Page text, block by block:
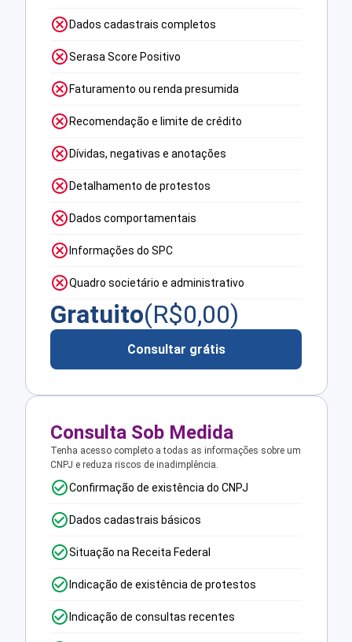
Dados cadastrais completos
Serasa Score Positivo
Faturamento ou renda presumida
Recomendação e limite de crédito
Dívidas, negativas e anotações
Detalhamento de protestos
Dados comportamentais
Informações do SPC
Quadro societário e administrativo
Gratuito(R$0,00)
Consultar grátis
Consulta Sob Medida
Tenha acesso completo a todas as informações sobre um
CNPJ e reduza riscos de inadimplência.
Confirmação de existência do CNPJ
Dados cadastrais básicos
Situação na Receita Federal
Indicação de existência de protestos
Indicação de consultas recentes